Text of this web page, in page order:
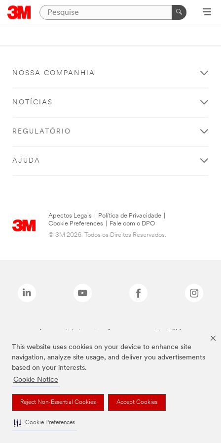
This website uses cookies on your device to enhance site
navigation, analyze site usage, and deliver you advertisements
based on your interests.
Cookie Notice
Reject Non-Essential Cookies Accept Cookies
Cookie Preferences
NOSSA COMPANHIA
NOTÍCIAS
REGULATÓRIO
AJUDA
Apectos Legais Política de Privacidade
Cookie Preferences
Fale com o DPO
© 3M 2026. Todos os Direitos Reservados.
As marcas listadas a cima são marcas comerciais da 3M.